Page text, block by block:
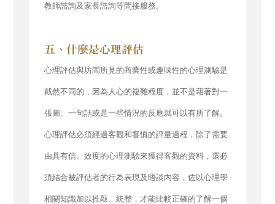
教師諮詢及家長諮詢等間接服務。
心理評估與坊間所見的商業性或趣味性的心理測驗是
截然不同的，因為人心的複雜程度，並不是藉著對一
張圖、一句話或是一些情況的反應就可以有所了解。
心理評估必須經過客觀和審慎的評量過程，除了需要
由具有信、效度的心理測驗來獲得客觀的資料，還必
須結合被評估者的行為表現及晤談內容，佐以心理學
相關知識加以推敲、統整，才能比較正確的了解一個